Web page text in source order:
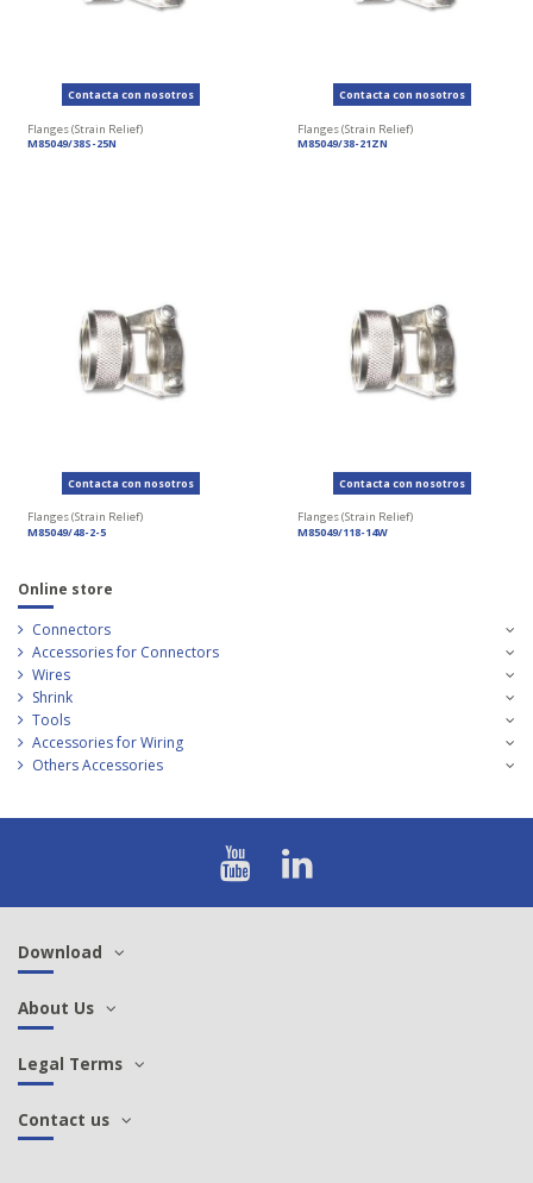
Contacta con nosotros
Flanges (Strain Relief)
M85049/38S-25N
Contacta con nosotros
Flanges (Strain Relief)
M85049/38-21ZN
Contacta con nosotros
Flanges (Strain Relief)
M85049/48-2-5
Contacta con nosotros
Flanges (Strain Relief)
M85049/118-14W
Online store
Connectors
Accessories for Connectors
Wires
Shrink
Tools
Accessories for Wiring
Others Accessories
Download
About Us
Legal Terms
Contact us